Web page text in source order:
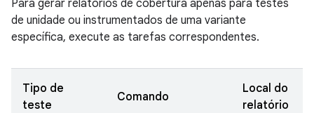
Para gerar relatórios de cobertura apenas para testes
de unidade ou instrumentados de uma variante
específica, execute as tarefas correspondentes.
Tipo de
teste
Comando
Local do
relatório